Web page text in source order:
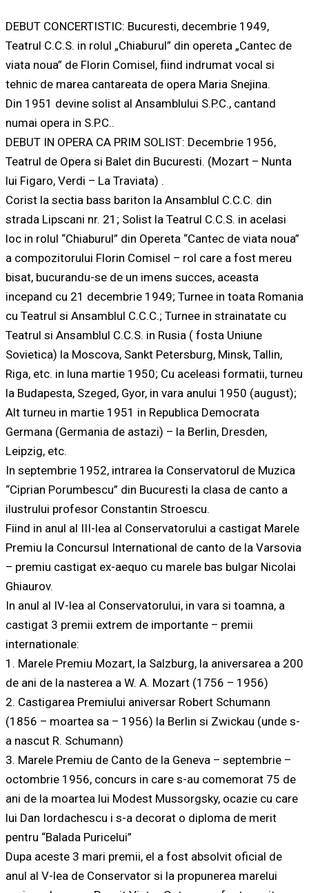
DEBUT CONCERTISTIC: Bucuresti, decembrie 1949,
Teatrul C.C.S. in rolul „Chiaburul” din opereta „Cantec de
viata noua” de Florin Comisel, fiind indrumat vocal si
tehnic de marea cantareata de opera Maria Snejina.
Din 1951 devine solist al Ansamblului S.P.C., cantand
numai opera in S.P.C..
DEBUT IN OPERA CA PRIM SOLIST: Decembrie 1956,
Teatrul de Opera si Balet din Bucuresti. (Mozart – Nunta
lui Figaro, Verdi – La Traviata) .
Corist la sectia bass bariton la Ansamblul C.C.C. din
strada Lipscani nr. 21; Solist la Teatrul C.C.S. in acelasi
loc in rolul “Chiaburul” din Opereta “Cantec de viata noua”
a compozitorului Florin Comisel – rol care a fost mereu
bisat, bucurandu-se de un imens succes, aceasta
incepand cu 21 decembrie 1949; Turnee in toata Romania
cu Teatrul si Ansamblul C.C.C.; Turnee in strainatate cu
Teatrul si Ansamblul C.C.S. in Rusia ( fosta Uniune
Sovietica) la Moscova, Sankt Petersburg, Minsk, Tallin,
Riga, etc. in luna martie 1950; Cu aceleasi formatii, turneu
la Budapesta, Szeged, Gyor, in vara anului 1950 (august);
Alt turneu in martie 1951 in Republica Democrata
Germana (Germania de astazi) – la Berlin, Dresden,
Leipzig, etc.
In septembrie 1952, intrarea la Conservatorul de Muzica
“Ciprian Porumbescu” din Bucuresti la clasa de canto a
ilustrului profesor Constantin Stroescu.
Fiind in anul al III-lea al Conservatorului a castigat Marele
Premiu la Concursul International de canto de la Varsovia
– premiu castigat ex-aequo cu marele bas bulgar Nicolai
Ghiaurov.
In anul al IV-lea al Conservatorului, in vara si toamna, a
castigat 3 premii extrem de importante – premii
internationale:
1. Marele Premiu Mozart, la Salzburg, la aniversarea a 200
de ani de la nasterea a W. A. Mozart (1756 – 1956)
2. Castigarea Premiului aniversar Robert Schumann
(1856 – moartea sa – 1956) la Berlin si Zwickau (unde s-
a nascut R. Schumann)
3. Marele Premiu de Canto de la Geneva – septembrie –
octombrie 1956, concurs in care s-au comemorat 75 de
ani de la moartea lui Modest Mussorgsky, ocazie cu care
lui Dan Iordachescu i s-a decorat o diploma de merit
pentru “Balada Puricelui”
Dupa aceste 3 mari premii, el a fost absolvit oficial de
anul al V-lea de Conservator si la propunerea marelui